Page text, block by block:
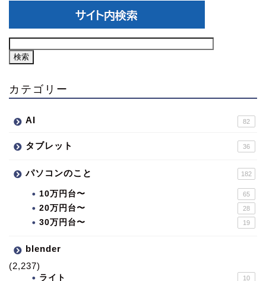
カテゴリー
AI 82
タブレット 36
パソコンのこと 182
10万円台〜 65
20万円台〜 28
30万円台〜 19
blender
(2,237)
ライト 10